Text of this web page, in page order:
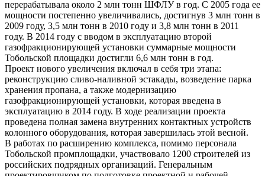
перерабатывала около 2 млн тонн ШФЛУ в год. С 2005 года ее
мощности постепенно увеличивались, достигнув 3 млн тонн в
2009 году, 3,5 млн тонн в 2010 году и 3,8 млн тонн в 2011
году. В 2014 году с вводом в эксплуатацию второй
газофракционирующей установки суммарные мощности
Тобольской площадки достигли 6,6 млн тонн в год.
Проект нового увеличения включал в себя три этапа:
реконструкцию сливо-наливной эстакады, возведение парка
хранения пропана, а также модернизацию
газофракционирующей установки, которая введена в
эксплуатацию в 2014 году. В ходе реализации проекта
проведена полная замена внутренних контактных устройств
колонного оборудования, которая завершилась этой весной.
В работах по расширению комплекса, помимо персонала
Тобольской промплощадки, участвовало 1200 строителей из
российских подрядных организаций. Генеральным